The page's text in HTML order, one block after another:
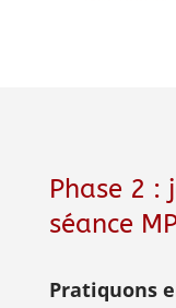
Phase 2 :
séance
Pratiquons